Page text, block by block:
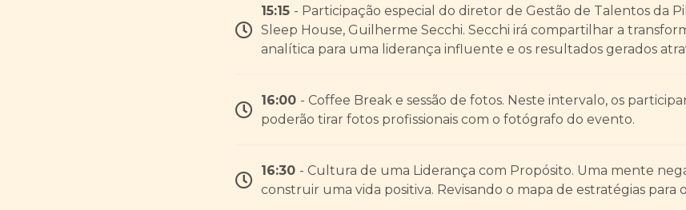
15:15 - Participação especial do diretor de Gestão de Talentos da
Sleep House, Guilherme Secchi. Secchi irá compartilhar a
analítica para uma liderança influente e os resultados gerados
16:00 - Coffee Break e sessão de fotos. Neste intervalo, os
poderão tirar fotos profissionais com o fotógrafo do evento.
16:30 - Cultura de uma Liderança com Propósito. Uma mente
construir uma vida positiva. Revisando o mapa de estratégias para